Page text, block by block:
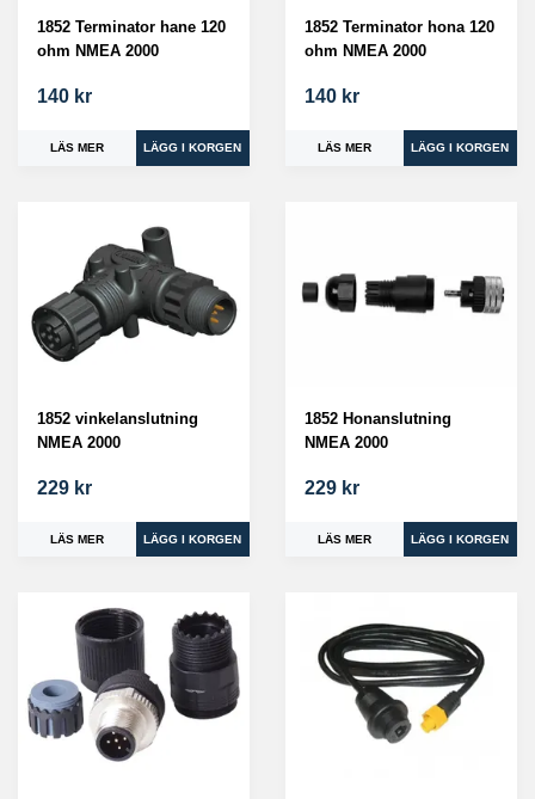
1852 Terminator hane 120
ohm NMEA 2000
140 kr
LÄS MER
1852 Terminator hona 120
ohm NMEA 2000
140 kr
LÄS MER
1852 vinkelanslutning
NMEA 2000
229 kr
LÄS MER
1852 Honanslutning
NMEA 2000
229 kr
LÄS MER